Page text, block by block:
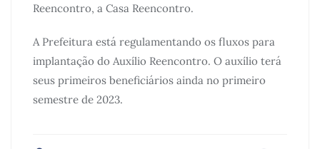
Reencontro, a Casa Reencontro.
A Prefeitura está regulamentando os fluxos para
implantação do Auxílio Reencontro. O auxílio terá
seus primeiros beneficiários ainda no primeiro
semestre de 2023.